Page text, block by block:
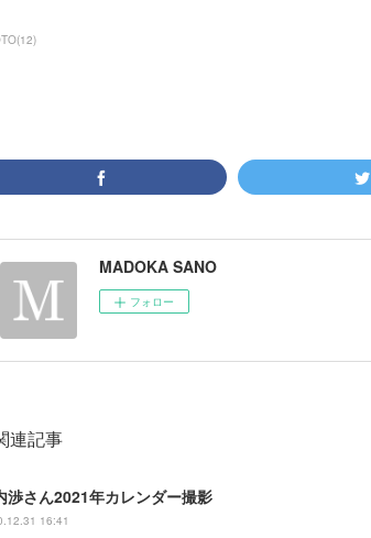
(12)
MADOKA SANO
フォロー
連記事
渉さん2021年カレンダー撮影
16:41